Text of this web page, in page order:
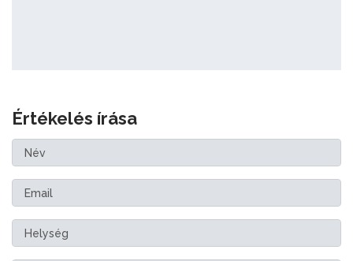
Értékelés írása